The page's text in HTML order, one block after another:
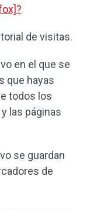
de visitas.
en el que se
que hayas
todos los
las páginas
se guardan
de